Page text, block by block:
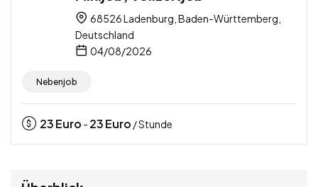
68526 Ladenburg, Baden-Württemberg,
Deutschland
04/08/2026
Nebenjob
23Euro - 23Euro / Stunde